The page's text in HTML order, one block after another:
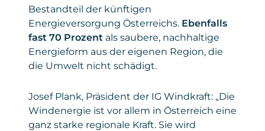
Bestandteil der künftigen
Energieversorgung Österreichs. Ebenfalls
fast 70 Prozent als saubere, nachhaltige
Energieform aus der eigenen Region, die
die Umwelt nicht schädigt.
Josef Plank, Präsident der IG Windkraft: „Die
Windenergie ist vor allem in Österreich eine
ganz starke regionale Kraft. Sie wird